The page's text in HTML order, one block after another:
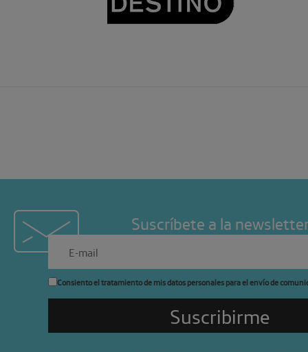
Suscríbete a la
Consiento el tratamiento de mis datos personales para el envío de